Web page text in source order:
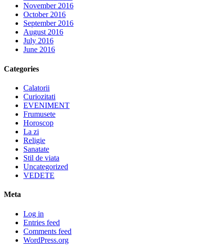
November 2016
October 2016
September 2016
August 2016
July 2016
June 2016
Categories
Calatorii
Curiozitati
EVENIMENT
Frumusete
Horoscop
La zi
Religie
Sanatate
Stil de viata
Uncategorized
VEDETE
Meta
Log in
Entries feed
Comments feed
WordPress.org